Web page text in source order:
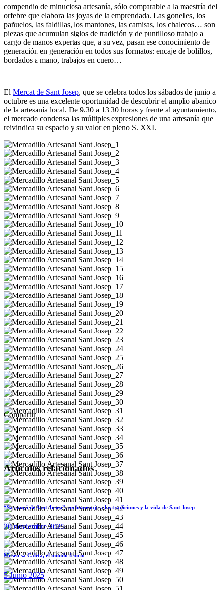
compendio de minuciosa artesanía, sólo comparable a la maestría del
orfebre que elabora las joyas de la emprendada. Las gonelles, los
pañuelos, las faldillas, los mantones, las camisas, los chalecos… son
piezas que acumulan siglos de tradición y de puntilloso trabajo a
cargo de manos expertas que, a su vez, pasan ese conocimiento de
generación en generación en todos sus formatos: encaje de bolillos,
bordados a mano, trabajos en cuero…
El Mercat de Sant Josep, que se celebra todos los sábados de junio a
octubre es una excelente oportunidad de descubrir el amplio abanico
de la artesanía local. De 9.30 a 13.30 horas y frente al ayuntamiento,
el mercado condensa las múltiples expresiones de una artesanía que
reivindica su espacio y su valor en pleno S. XXI.
Compartir
Artículos relacionados
“Sa cançó de Sant Josep”, un homenaje a las tradiciones y la vida de Sant Josep
20 noviembre 2025
Museu sa Caleta, el mundo fenicio
5 Junio 2025